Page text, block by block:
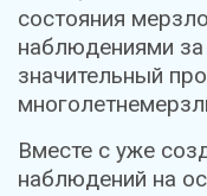
состояния
наблюдениями
значительный
Вместе с уже
наблюдений на